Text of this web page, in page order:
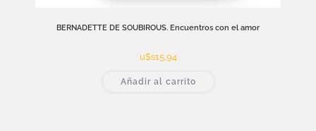
BERNADETTE DE SOUBIROUS. Encuentros con el amor
u$s15,94
Añadir al carrito